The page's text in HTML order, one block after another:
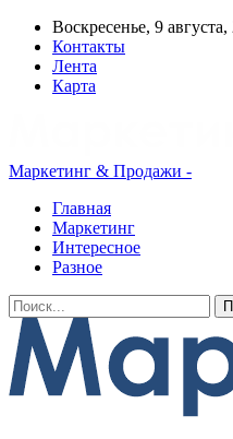
Воскресенье, 9 августа,
Контакты
Лента
Карта
Маркетинг & Продажи -
Главная
Маркетинг
Интересное
Разное